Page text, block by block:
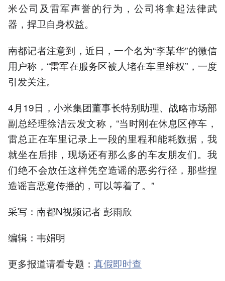
米公司及雷军声誉的行为，公司将拿起法律武
器，捍卫自身权益。
南都记者注意到，近日，一个名为“李某华”的微信
用户称，“雷军在服务区被人堵在车里维权”，一度
引发关注。
4月19日，小米集团董事长特别助理、战略市场部
副总经理徐洁云发文称，“当时刚在休息区停车，
雷总正在车里记录上一段的里程和能耗数据，我
就坐在后排，现场还有那么多的车友朋友们。我
们绝不会放任这样凭空造谣的恶劣行径，那些捏
造谣言恶意传播的，可以等着了。”
采写：南都N视频记者 彭雨欣
编辑：韦娟明
更多报道请看专题： 真假即时查